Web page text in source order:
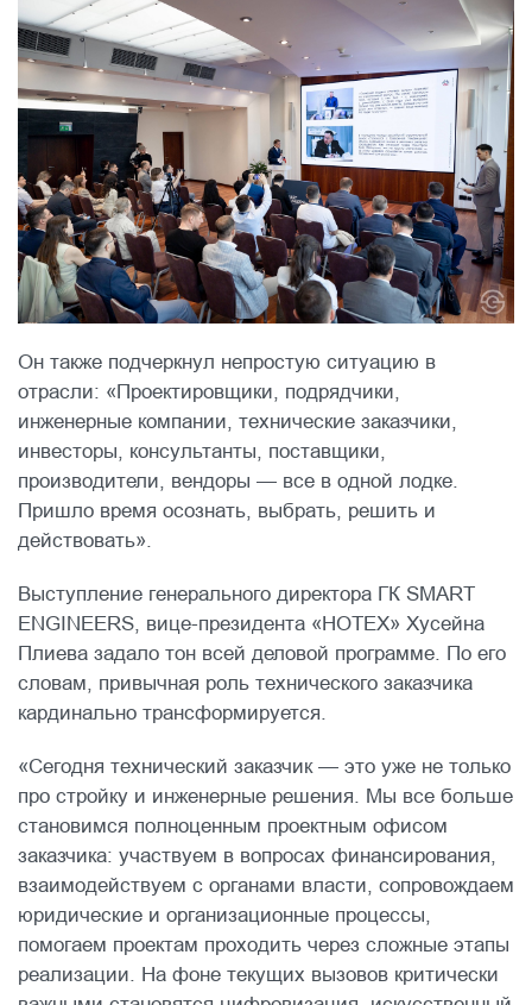
Он также подчеркнул непростую ситуацию в
отрасли: «Проектировщики, подрядчики,
инженерные компании, технические заказчики,
инвесторы, консультанты, поставщики,
производители, вендоры — все в одной лодке.
Пришло время осознать, выбрать, решить и
действовать».
Выступление генерального директора ГК SMART
ENGINEERS, вице-президента «НОТЕХ» Хусейна
Плиева задало тон всей деловой программе. По его
словам, привычная роль технического заказчика
кардинально трансформируется.
«Сегодня технический заказчик — это уже не только
про стройку и инженерные решения. Мы все больше
становимся полноценным проектным офисом
заказчика: участвуем в вопросах финансирования,
взаимодействуем с органами власти, сопровождаем
юридические и организационные процессы,
помогаем проектам проходить через сложные этапы
реализации. На фоне текущих вызовов критически